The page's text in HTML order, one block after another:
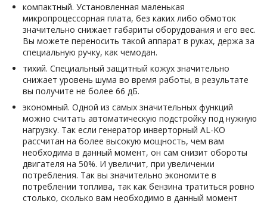
компактный. Установленная маленькая
микропроцессорная плата, без каких либо обмоток
значительно снижает габариты оборудования и его вес.
Вы можете переносить такой аппарат в руках, держа за
специальную ручку, как чемодан.
тихий. Специальный защитный кожух значительно
снижает уровень шума во время работы, в результате
вы получите не более 66 дБ.
экономный. Одной из самых значительных функций
можно считать автоматическую подстройку под нужную
нагрузку. Так если генератор инверторный AL-KО
рассчитан на более высокую мощность, чем вам
необходима в данный момент, он сам снизит обороты
двигателя на 50%. И увеличит, при увеличении
потребления. Так вы значительно экономите в
потреблении топлива, так как бензина тратиться ровно
столько, сколько вам необходимо в данный момент